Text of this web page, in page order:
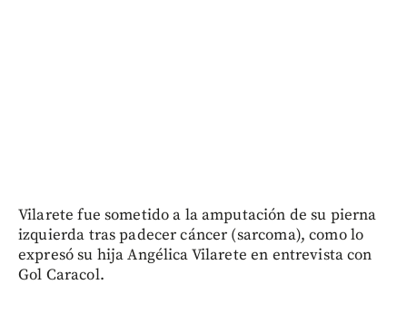
Vilarete fue sometido a la amputación de su pierna
izquierda tras padecer cáncer (sarcoma), como lo
expresó su hija Angélica Vilarete en entrevista con
Gol Caracol.